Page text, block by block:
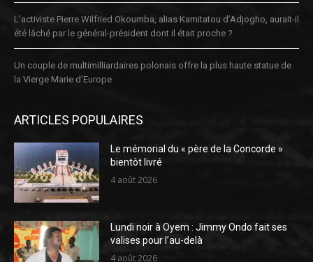
L’activiste Pierre Wilfried Okoumba, alias Kamitatou d’Adjogho, aurait-il
été lâché par le général-président dont il était proche ?
Un couple de multimilliardaires polonais offre la plus haute statue de
la Vierge Marie d’Europe
ARTICLES POPULAIRES
Le mémorial du « père de la Concorde »
bientôt livré
4 août 2026
Lundi noir à Oyem : Jimmy Ondo fait ses
valises pour l’au-delà
4 août 2026